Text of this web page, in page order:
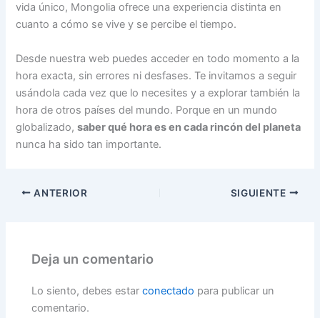
vida único, Mongolia ofrece una experiencia distinta en
cuanto a cómo se vive y se percibe el tiempo.
Desde nuestra web puedes acceder en todo momento a la
hora exacta, sin errores ni desfases. Te invitamos a seguir
usándola cada vez que lo necesites y a explorar también la
hora de otros países del mundo. Porque en un mundo
globalizado,saber qué hora es en cada rincón del planeta
nunca ha sido tan importante.
ANTERIOR SIGUIENTE
Deja un comentario
Lo siento, debes estarconectado para publicar un
comentario.